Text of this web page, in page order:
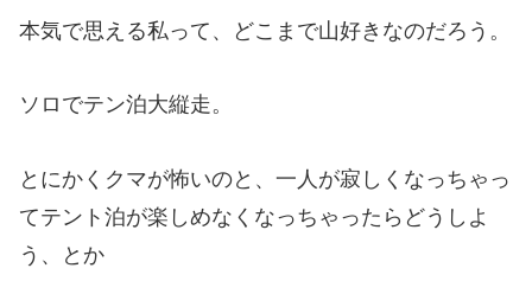
本気で思える私って、どこまで山好きなのだろう。
ソロでテン泊大縦走。
とにかくクマが怖いのと、一人が寂しくなっちゃっ
てテント泊が楽しめなくなっちゃったらどうしよ
う、とか